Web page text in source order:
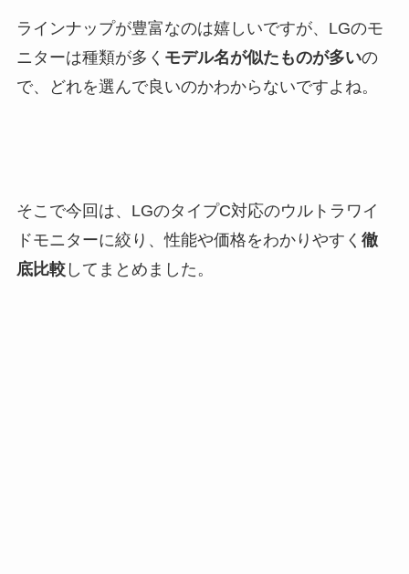
ラインナップが豊富なのは嬉しいですが、LGのモ
ニターは種類が多く モデル名が似たものが多いの
で、どれを選んで良いのかわからないですよね。
そこで今回は、LGのタイプC対応のウルトラワイ
ドモニターに絞り、性能や価格をわかりやすく 徹
底比較してまとめました。